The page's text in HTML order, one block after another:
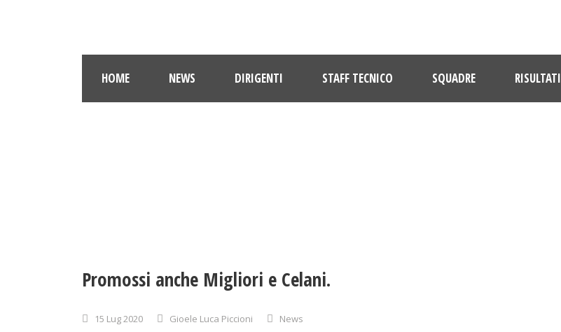
HOME NEWS DIRIGENTI STAFF TECNICO SQUADRE RISULTATI
Promossi anche Migliori e Celani.
15 Lug 2020 Gioele Luca Piccioni News